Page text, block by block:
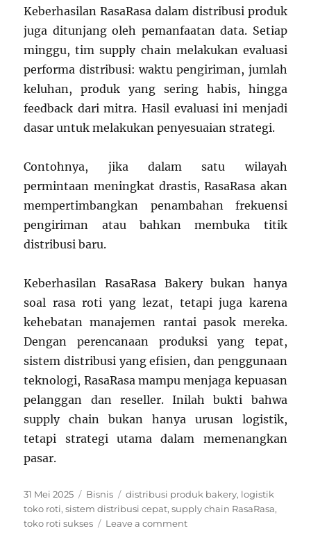
Keberhasilan RasaRasa dalam distribusi produk
juga ditunjang oleh pemanfaatan data. Setiap
minggu, tim supply chain melakukan evaluasi
performa distribusi: waktu pengiriman, jumlah
keluhan, produk yang sering habis, hingga
feedback dari mitra. Hasil evaluasi ini menjadi
dasar untuk melakukan penyesuaian strategi.
Contohnya, jika dalam satu wilayah
permintaan meningkat drastis, RasaRasa akan
mempertimbangkan penambahan frekuensi
pengiriman atau bahkan membuka titik
distribusi baru.
Keberhasilan RasaRasa Bakery bukan hanya
soal rasa roti yang lezat, tetapi juga karena
kehebatan manajemen rantai pasok mereka.
Dengan perencanaan produksi yang tepat,
sistem distribusi yang efisien, dan penggunaan
teknologi, RasaRasa mampu menjaga kepuasan
pelanggan dan reseller. Inilah bukti bahwa
supply chain bukan hanya urusan logistik,
tetapi strategi utama dalam memenangkan
pasar.
Posted
on
31 Mei 2025 Categories
Bisnis Tags
distribusi produk bakery, logistik
toko roti,sistem distribusi cepat,supply chain RasaRasa,
toko roti sukses
Leave a commenton